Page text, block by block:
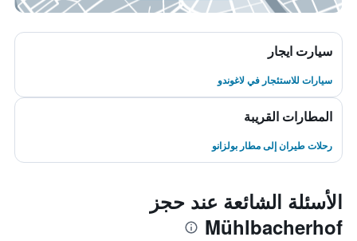
سيارت ايجار
سيارات للاستئجار في لاغوندو
المطارات القريبة
رحلات طيران إلى مطار بولزانو
الأسئلة الشائعة عند حجز
Mühlbacherhof